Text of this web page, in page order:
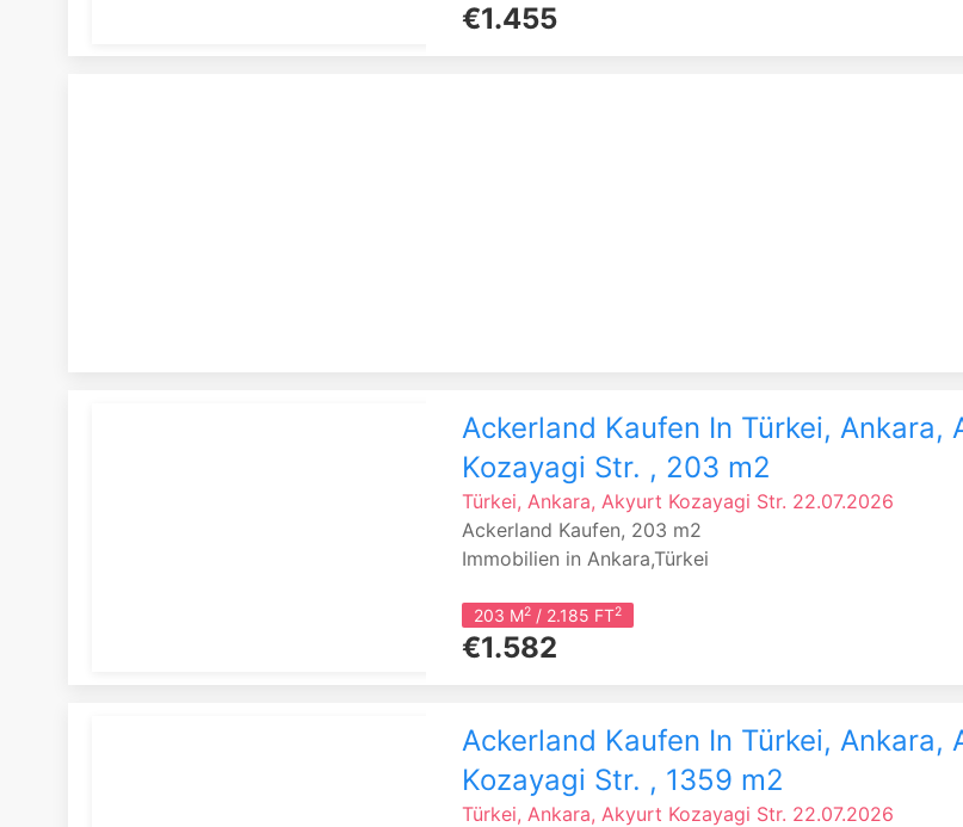
€1.455
Ackerland Kaufen In Türkei, Ankara,
Kozayagi Str. , 203 m2
Türkei, Ankara, Akyurt Kozayagi Str. 22.07.2026
Ackerland Kaufen, 203 m2
Immobilien in Ankara,Türkei
203 M2 / 2.185 FT2
€1.582
Ackerland Kaufen In Türkei, Ankara,
Kozayagi Str. , 1359 m2
Türkei, Ankara, Akyurt Kozayagi Str. 22.07.2026